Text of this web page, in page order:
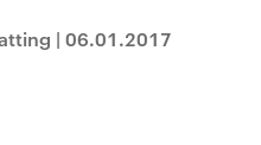
| 06.01.2017